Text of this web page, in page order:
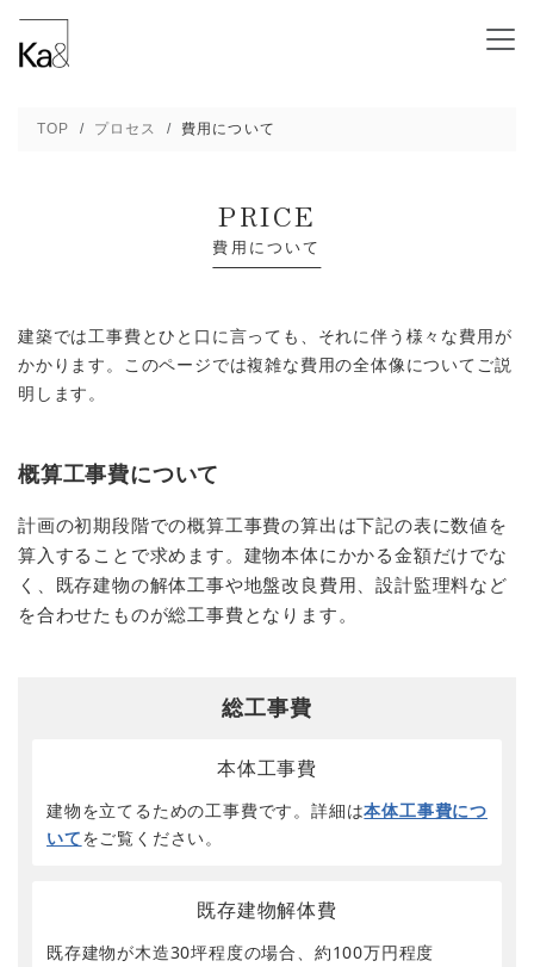
費用について - 新潟の建築デザインと高断熱
TOP プロセス 費用について
PRICE
費用について
建築では工事費とひと口に言っても、それに伴う様々な費用が
かかります。 このページでは複雑な費用の全体像についてご説
明します。
概算工事費について
計画の初期段階での概算工事費の算出は下記の表に数値を
算入することで求めます。建物本体にかかる金額だけでな
く、既存建物の解体工事や地盤改良費用、設計監理料など
を合わせたものが総工事費となります。
総工事費
本体工事費
建物を立てるための工事費です。詳細は本体工事費につ
いてをご覧ください。
既存建物解体費
既存建物が木造30坪程度の場合、約100万円程度